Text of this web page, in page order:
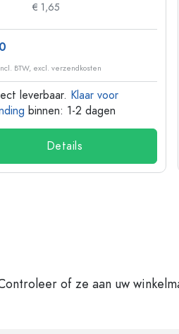
€ 1,65
BTW, excl. verzendkosten
leverbaar. Klaar voor
binnen: 1-2 dagen
Details
of ze aan uw